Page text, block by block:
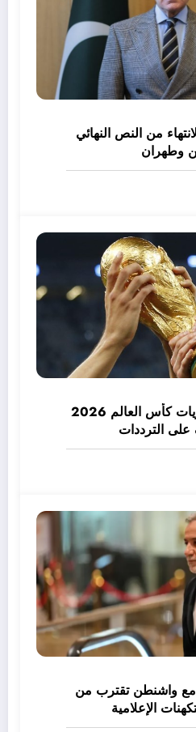
من النص النهائي
وطهران
قنوات مجانية تنقل مباريات كأس العالم 2026
الترددات
واشنطن تقترب من
الإعلامية